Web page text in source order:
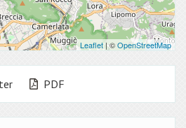
Leaflet| ©OpenStreetMap
PDF